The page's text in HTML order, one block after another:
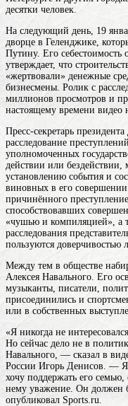
десятки человек.
На следующий день, 19
дворце в Геленджике,
Путину. Его
утверждает, что
«жертвовали» денежные
бизнесмены. Ролик с
миллионов просмотров и
настоящему времени видео
Пресс-секретарь
расследование
уполномоченных
действии или
установлению события и
виновных в его
причинённого
способствовавших
«чушью и компиляцией», а
расследования
пользуются
Между тем в обществе
Алексея Навального. Его
музыканты, писатели,
присоединились и
или в собственных
«Я никогда не
Но сейчас дело не в
Навального, — сказал в
России Игорь Денисов. —
хочу поддержать его
нему уважение. Он должен
опубликовал Sports.ru.